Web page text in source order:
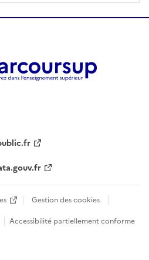
Gestion des cookies
Accessibilité partiellement conforme